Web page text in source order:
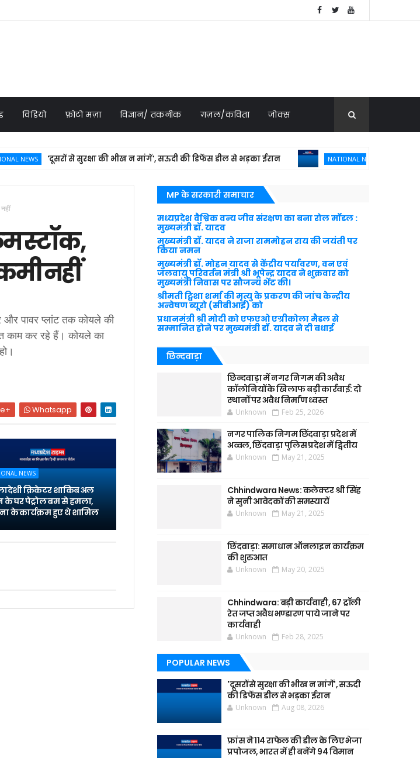
विडियो फ़ोटो मज़ा विज्ञान/ तकनीक ग़ज़ल/कविता जोक्स
'दूसरों से सुरक्षा की भीख न मांगें', सऊदी की डिफेंस डील से भड़का ईरान NATIONAL NEWS फ्रांस ने 114
स्टॉक,
नहीं
और पावर प्लांट तक कोयले की
काम कर रहे हैं। कोयले का
Whatsapp
NEWS
क्रिकेटर शाकिब अल
के घर पेट्रोल बम से हमला,
के कार्यक्रम हुए थे शामिल
MP के सरकारी समाचार
मध्यप्रदेश वैश्विक वन्य जीव संरक्षण का बना रोल मॉडल :
मुख्यमंत्री डॉ. यादव
मुख्यमंत्री डॉ. यादव ने राजा राममोहन राय की जयंती पर
किया नमन
मुख्यमंत्री डॉ. मोहन यादव से केंद्रीय पर्यावरण, वन एवं
जलवायु परिवर्तन मंत्री श्री भूपेन्द्र यादव ने शुक्रवार को
मुख्यमंत्री निवास पर सौजन्य भेंट की।
श्रीमती ट्विशा शर्मा की मृत्यु के प्रकरण की जांच केन्द्रीय
अन्वेषण ब्यूरो (सीबीआई) को
प्रधानमंत्री श्री मोदी को एफएओ एग्रीकोला मैडल से
सम्मानित होने पर मुख्यमंत्री डॉ. यादव ने दी बधाई
छिन्दवाड़ा
छिन्दवाड़ा में नगर निगम की अवैध
कॉलोनियों के खिलाफ बड़ी कार्रवाई: दो
स्थानों पर अवैध निर्माण ध्वस्त
Unknown Feb 25, 2026
नगर पालिक निगम छिंदवाड़ा प्रदेश में
अव्वल, छिंदवाड़ा पुलिस प्रदेश में द्वितीय
Unknown May 21, 2025
Chhindwara News: कलेक्टर श्री सिंह
ने सुनी आवेदकों की समस्यायें
Unknown May 21, 2025
छिंदवाड़ा: समाधान ऑनलाइन कार्यक्रम
की शुरुआत
Unknown May 20, 2025
Chhindwara: बड़ी कार्यवाही, 67 ट्रॉली
रेत जप्त अवैध भण्डारण पाये जाने पर
कार्यवाही
Unknown Feb 28, 2025
POPULAR NEWS
'दूसरों से सुरक्षा की भीख न मांगें', सऊदी
की डिफेंस डील से भड़का ईरान
Unknown Aug 08, 2026
फ्रांस ने 114 राफेल की डील के लिए भेजा
प्रपोजल, भारत में ही बनेंगे 94 विमान